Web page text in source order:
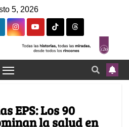
5, 2026
EPS: Los 90
la salud en